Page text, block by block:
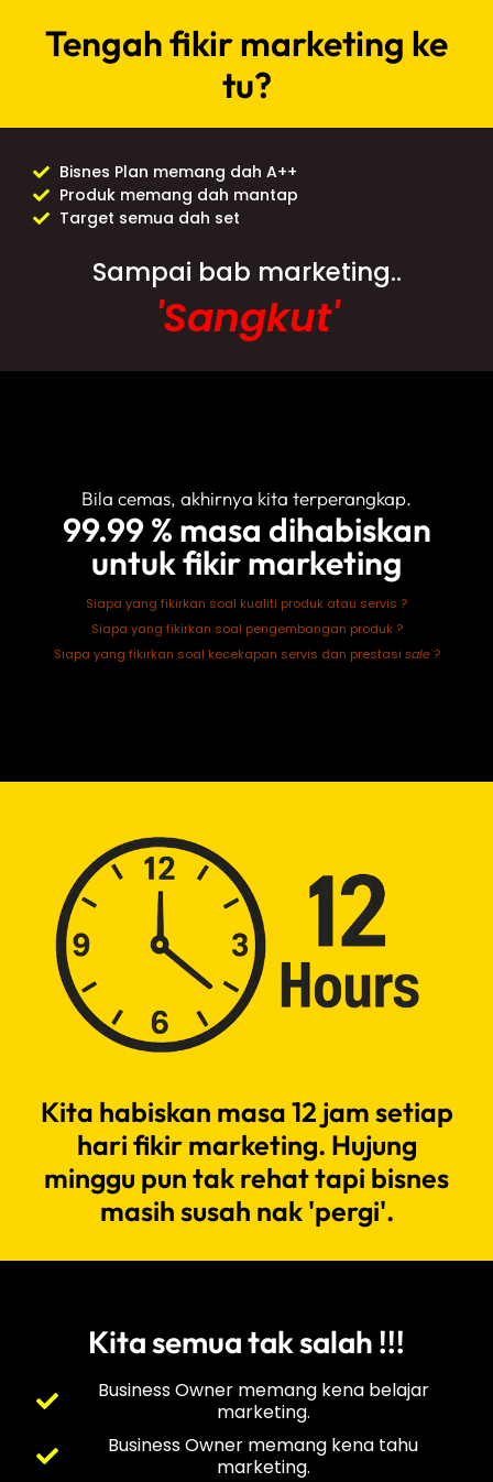
Tengah fikir marketing ke
tu?
Bisnes Plan memang dah A++
Produk memang dah mantap
Target semua dah set
Sampai bab marketing..
'Sangkut'
Bila cemas, akhirnya kita terperangkap.
99.99 % masa dihabiskan
untuk fikir marketing
Siapa yang fikirkan soal kualiti produk atau servis ?
Siapa yang fikirkan soal pengembangan produk ?
Siapa yang fikirkan soal kecekapan servis dan prestasi sale?
Kita habiskan masa 12 jam setiap
hari fikir marketing. Hujung
minggu pun tak rehat tapi bisnes
masih susah nak 'pergi'.
Kita semua tak salah !!!
Business Owner memang kena belajar
marketing.
Business Owner memang kena tahu
marketing.